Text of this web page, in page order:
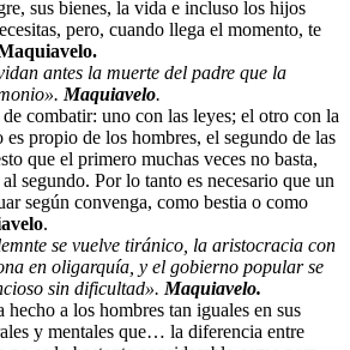
sus bienes, la vida e incluso los hijos
pero, cuando llega el momento, te
antes la muerte del padre que la
Maquiavelo.
combatir: uno con las leyes; el otro con la
propio de los hombres, el segundo de las
que el primero muchas veces no basta,
segundo. Por lo tanto es necesario que un
según convenga, como bestia o como
.
se vuelve tiránico, la aristocracia con
en oligarquía, y el gobierno popular se
sin dificultad». Maquiavelo.
hecho a los hombres tan iguales en sus
y mentales que… la diferencia entre